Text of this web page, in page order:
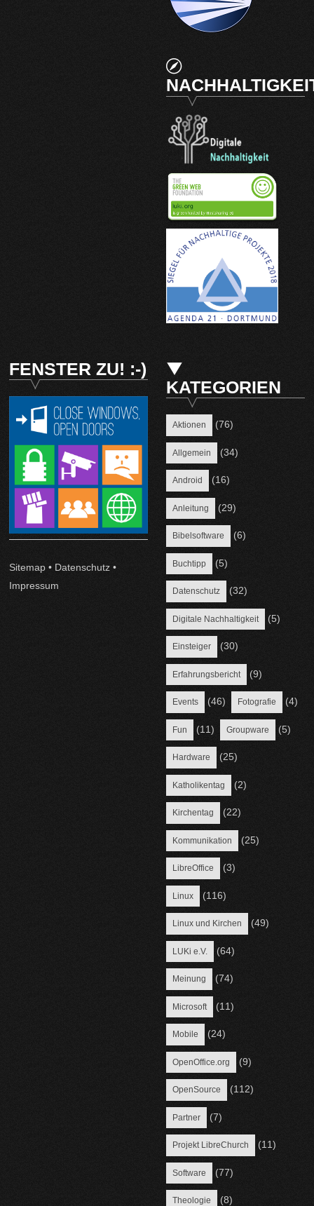
FENSTER ZU! :-)
Sitemap • Datenschutz •
Impressum
KATEGORIEN
Aktionen (76)
Allgemein (34)
Android (16)
Anleitung (29)
Bibelsoftware (6)
Buchtipp (5)
Datenschutz (32)
Digitale Nachhaltigkeit (5)
Einsteiger (30)
Erfahrungsbericht (9)
Events (46) Fotografie (4)
Fun (11) Groupware (5)
Hardware (25)
Katholikentag (2)
Kirchentag (22)
Kommunikation (25)
LibreOffice (3)
Linux (116)
Linux und Kirchen (49)
LUKi e.V. (64)
Meinung (74)
Microsoft (11)
Mobile (24)
OpenOffice.org (9)
OpenSource (112)
Partner (7)
Projekt LibreChurch (11)
Software (77)
Theologie (8)